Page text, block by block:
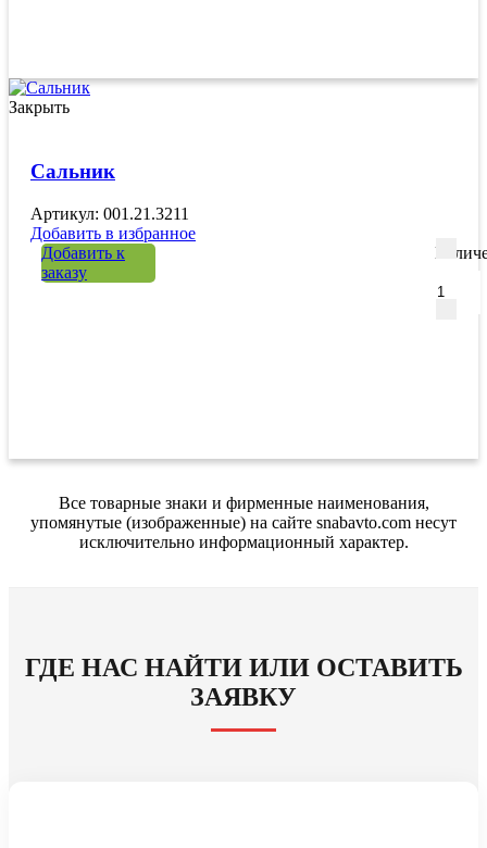
Закрыть
Сальник
Артикул: 001.21.3211
Добавить в избранное
Добавить к
заказу
Все товарные знаки и фирменные наименования,
упомянутые (изображенные) на сайте snabavto.com несут
исключительно информационный характер.
ГДЕ НАС НАЙТИ ИЛИ ОСТАВИТЬ
ЗАЯВКУ